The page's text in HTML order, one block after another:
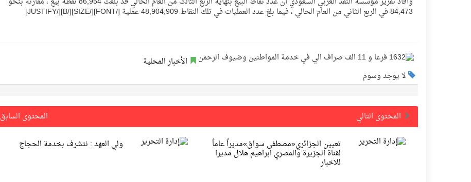
84,473 في الربع الثاني من العام الحالي ، فيما بلغ عدد العمليات في تلك النقاط 48,904,909 عملية [/FONT][/SIZE][/B][/JUSTIFY]
الأخبار المحلية
لا يوجد وسوم
المحتوى السابق
المحتوى التالي
ولي العهد : نتشرف بخدمة الحجاج
تعيين الجزائري«مصطفى سواق»مديراً عاماً
لقناة الجزيرة والمصري ابراهيم هلال مديرا
للاخبار